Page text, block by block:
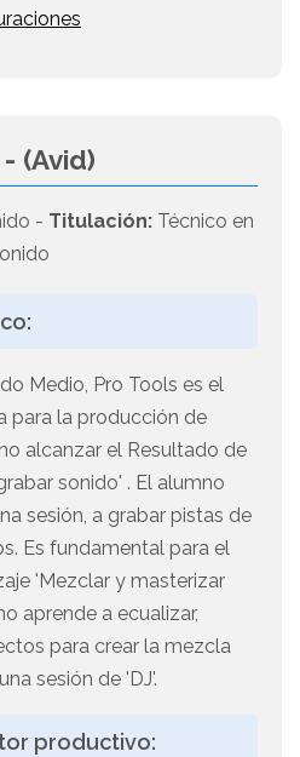
(Avid)
- Titulación: Técnico en
Medio, Pro Tools es el
para la producción de
alcanzar el Resultado de
sonido' . El alumno
sesión, a grabar pistas de
Es fundamental para el
'Mezclar y masterizar
aprende a ecualizar,
para crear la mezcla
sesión de 'DJ'.
productivo: